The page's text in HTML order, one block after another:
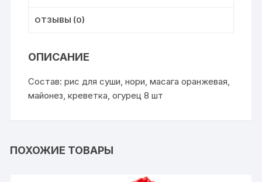
ОТЗЫВЫ (0)
ОПИСАНИЕ
Состав: рис для суши, нори, масага оранжевая,
майонез, креветка, огурец 8 шт
ПОХОЖИЕ ТОВАРЫ